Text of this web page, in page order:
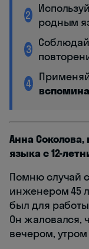
2
родным
3
4
Анна
языка с 12-
Помню случай
инженером 45
был для
Он жаловался,
вечером,